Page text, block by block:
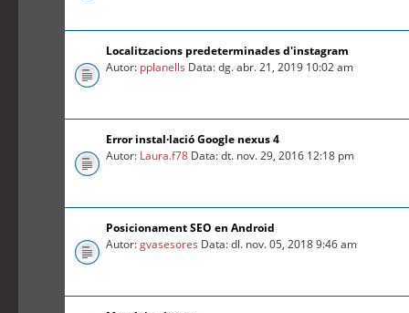
Localitzacions predeterminades d'instagram
Autor: pplanells Data: dg. abr. 21, 2019 10:02 am
Error instal·lació Google nexus 4
Autor: Laura.f78 Data: dt. nov. 29, 2016 12:18 pm
Posicionament SEO en Android
Autor:gvasesores Data: dl. nov. 05, 2018 9:46 am